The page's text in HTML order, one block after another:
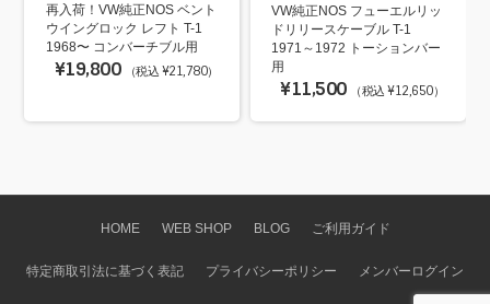
再入荷！VW純正NOS ベント
ウイングロック レフト T-1
1968〜 コンバーチブル用
¥19,800 （税込 ¥21,780）
VW純正NOS フューエルリッ
ドリリースケーブル T-1
1971～1972 トーションバー
用
¥11,500 （税込 ¥12,650）
HOME WEB SHOP BLOG ご利用ガイド
特定商取引法に基づく表記 プライバシーポリシー メンバーログイン